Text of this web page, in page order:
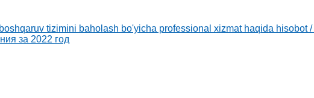
tizimini baholash bo'yicha professional xizmat haqida hisobot
за 2022 год